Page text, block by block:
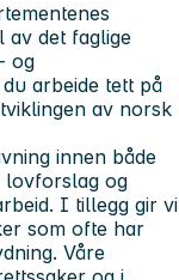
av det faglige
og
arbeide tett på
av norsk
innen både
lovforslag og
I tillegg gir vi
som ofte har
Våre